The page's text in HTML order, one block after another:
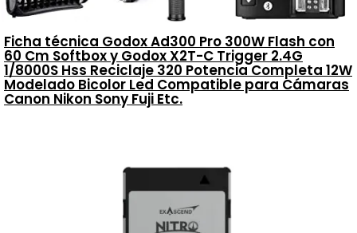
Ficha técnica Godox Ad300 Pro 300W Flash con
60 Cm Softbox y Godox X2T-C Trigger 2.4G
1/8000S Hss Reciclaje 320 Potencia Completa 12W
Modelado Bicolor Led Compatible para Cámaras
Canon Nikon Sony Fuji Etc.